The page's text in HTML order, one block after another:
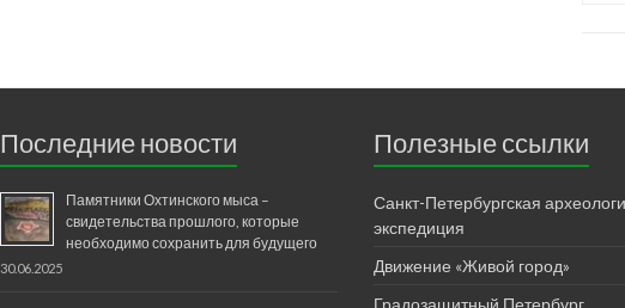
Последние новости
Памятники Охтинского мыса –
свидетельства прошлого, которые
необходимо сохранить для будущего
30.06.2025
Полезные ссылки
Санкт-Петербургская
экспедиция
Движение «Живой город»
Градозащитный Петербург